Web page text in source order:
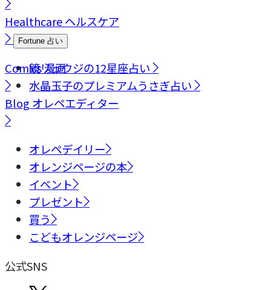
Healthcareヘルスケア
Fortune 占い
鏡リュウジの12星座占い
水晶玉子のプレミアムうさぎ占い
Comics漫画
Blog オレペエディター
オレペデイリー
オレンジページの本
イベント
プレゼント
買う
こどもオレンジページ
公式SNS